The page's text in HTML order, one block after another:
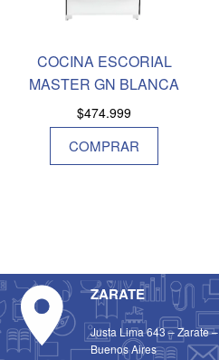
COCINA ESCORIAL
MASTER GN BLANCA
$474.999
COMPRAR
ZARATE
Justa Lima 643 – Zarate –
Buenos Aires